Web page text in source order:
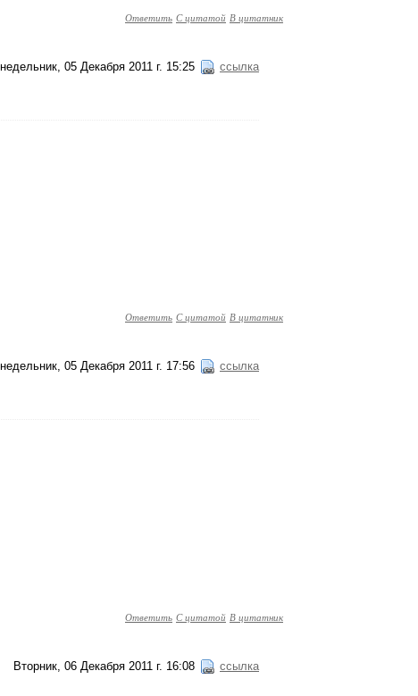
Ответить С цитатой В цитатник
05 Декабря 2011 г. 15:25 ссылка
Ответить С цитатой В цитатник
05 Декабря 2011 г. 17:56 ссылка
Ответить С цитатой В цитатник
Вторник, 06 Декабря 2011 г. 16:08 ссылка